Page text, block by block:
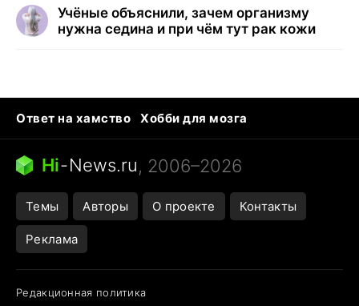
Учёные объяснили, зачем организму
нужна седина и при чём тут рак кожи
Ответ на хамство
Хобби для мозга
Бензин 100 и 95
Тунцы в океанариуме
Следующая пандемия
Hi-News.ru, 2006–2026
Темы Авторы О проекте Контакты
Реклама
Редакционная политика